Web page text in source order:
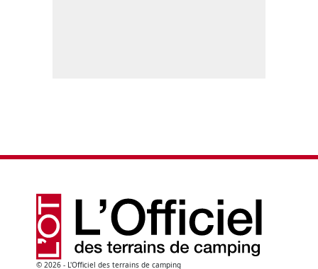
© 2026 - L'Officiel des terrains de camping